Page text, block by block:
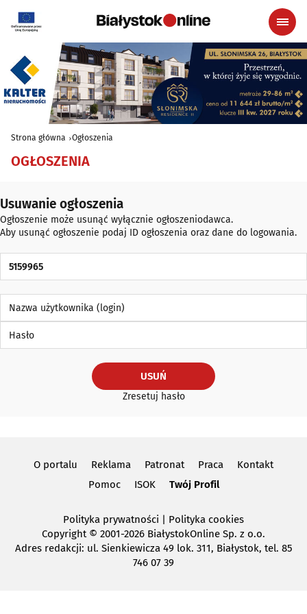
Strona główna Ogłoszenia
OGŁOSZENIA
Usuwanie ogłoszenia
Ogłoszenie może usunąć wyłącznie ogłoszeniodawca.
Aby usunąć ogłoszenie podaj ID ogłoszenia oraz dane do logowania.
Nazwa użytkownika (login)
USUŃ
Zresetuj hasło
O portalu Reklama Patronat Praca
Kontakt
Pomoc
ISOK Twój Profil
Polityka prywatności
Polityka cookies
Copyright© 2001-2026 BiałystokOnline Sp. z o.o.
Adres redakcji: ul. Sienkiewicza 49 lok. 311, Białystok, tel. 85
746 07 39